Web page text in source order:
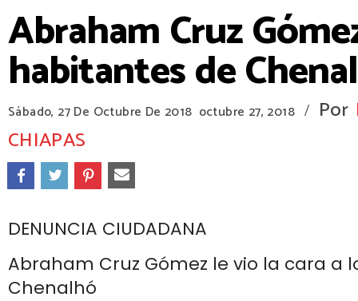
Abraham Cruz
habitantes de
Sábado, 27 De Octubre De 2018 octubre 27, 2018 / Por
CHIAPAS
DENUNCIA CIUDADANA
Abraham Cruz Gómez le vio la cara a
Chenalhó